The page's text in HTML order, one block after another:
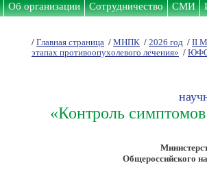
Об организации Сотрудничество СМИ
/ Главная страница / МНПК / 2026 год / II
этапах противоопухолевого лечения» /
«Контроль
Общероссийского